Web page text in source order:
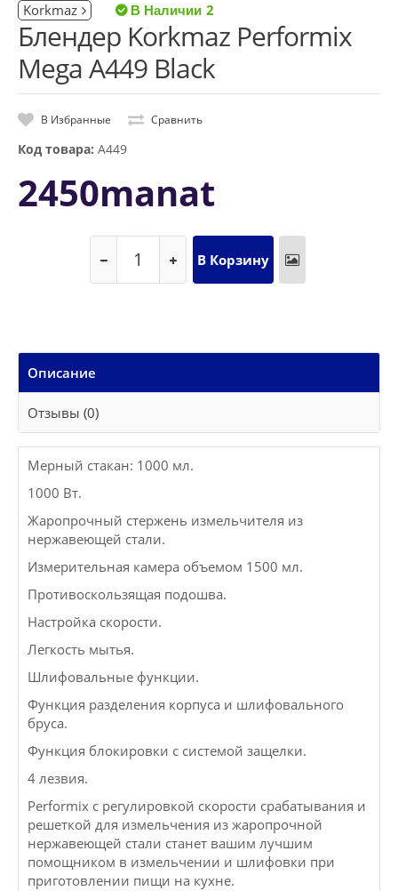
Korkmaz 2
Блендер Korkmaz Performix
Mega A449 Black
В Избранные Сравнить
Код товара: A449
2450manat
Описание
Отзывы (0)
Мерный стакан: 1000 мл.
1000 Вт.
Жаропрочный стержень измельчителя из
нержавеющей стали.
Измерительная камера объемом 1500 мл.
Противоскользящая подошва.
Настройка скорости.
Легкость мытья.
Шлифовальные функции.
Функция разделения корпуса и шлифовального
бруса.
Функция блокировки с системой защелки.
4 лезвия.
Performix с регулировкой скорости срабатывания и
решеткой для измельчения из жаропрочной
нержавеющей стали станет вашим лучшим
помощником в измельчении и шлифовки при
приготовлении пищи на кухне.